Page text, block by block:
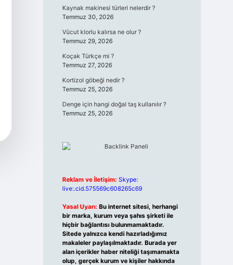
Kaynak makinesi türleri nelerdir ?
Temmuz 30, 2026
Vücut klorlu kalırsa ne olur ?
Temmuz 29, 2026
Koçak Türkçe mi ?
Temmuz 27, 2026
Kortizol göbeği nedir ?
Temmuz 25, 2026
Denge için hangi doğal taş kullanılır ?
Temmuz 25, 2026
Reklam ve İletişim: Skype:
live:.cid.575569c608265c69
Yasal Uyarı: Bu internet sitesi, herhangi
bir marka, kurum veya şahıs şirketi ile
hiçbir bağlantısı bulunmamaktadır.
Sitede yalnızca kendi hazırladığımız
makaleler paylaşılmaktadır. Burada yer
alan içerikler haber niteliği taşımamakta
olup, gerçek kurum ve kişiler hakkında